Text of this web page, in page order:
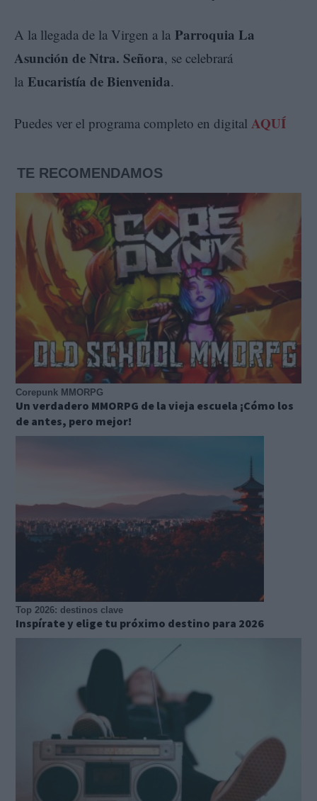
A la llegada de la Virgen a la Parroquia La
Asunción de Ntra. Señora, se celebrará
la Eucaristía de Bienvenida.
Puedes ver el programa completo en digital AQUÍ
TE RECOMENDAMOS
Corepunk MMORPG
Un verdadero MMORPG de la vieja escuela ¡Cómo los
de antes, pero mejor!
Top 2026: destinos clave
Inspírate y elige tu próximo destino para 2026